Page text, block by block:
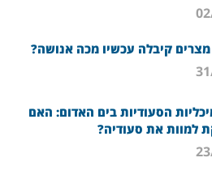
מצרים קיבלה עכשיו מכה אנושה?
הסעודיות בים האדום: האם
למוות את סעודיה?